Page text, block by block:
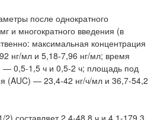
после однократного
и многократного введения (в
максимальная концентрация
нг/мл и 5,18-7,96 нг/мл; время
— 0,5-1,5 ч и 0,5-2 ч; площадь под
(AUC) — 23,4-42 нг/ч/мл и 36,7-54,2
составляет 2,4-48,8 ч и 4,1-179,3